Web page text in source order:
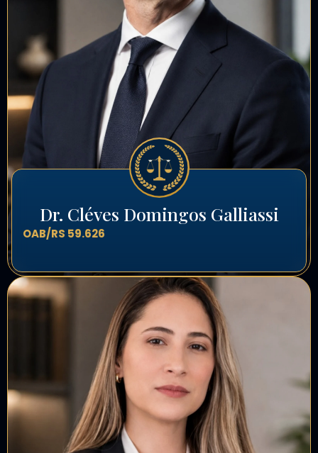
Dr. Cléves Domingos Galliassi
OAB/RS 59.626